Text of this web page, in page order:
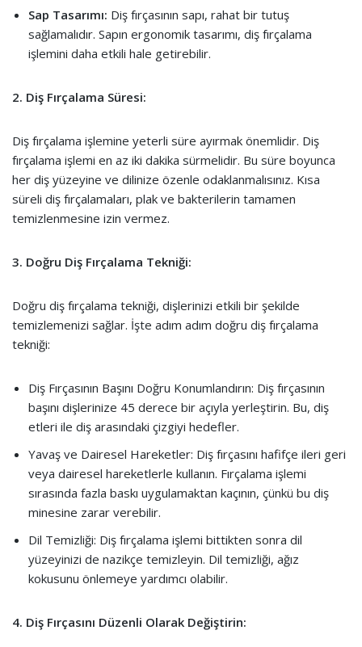
Sap Tasarımı: Diş fırçasının sapı, rahat bir tutuş
sağlamalıdır. Sapın ergonomik tasarımı, diş fırçalama
işlemini daha etkili hale getirebilir.
2. Diş Fırçalama Süresi:
Diş fırçalama işlemine yeterli süre ayırmak önemlidir. Diş
fırçalama işlemi en az iki dakika sürmelidir. Bu süre boyunca
her diş yüzeyine ve dilinize özenle odaklanmalısınız. Kısa
süreli diş fırçalamaları, plak ve bakterilerin tamamen
temizlenmesine izin vermez.
3. Doğru Diş Fırçalama Tekniği:
Doğru diş fırçalama tekniği, dişlerinizi etkili bir şekilde
temizlemenizi sağlar. İşte adım adım doğru diş fırçalama
tekniği:
Diş Fırçasının Başını Doğru Konumlandırın: Diş fırçasının
başını dişlerinize 45 derece bir açıyla yerleştirin. Bu, diş
etleri ile diş arasındaki çizgiyi hedefler.
Yavaş ve Dairesel Hareketler: Diş fırçasını hafifçe ileri geri
veya dairesel hareketlerle kullanın. Fırçalama işlemi
sırasında fazla baskı uygulamaktan kaçının, çünkü bu diş
minesine zarar verebilir.
Dil Temizliği: Diş fırçalama işlemi bittikten sonra dil
yüzeyinizi de nazikçe temizleyin. Dil temizliği, ağız
kokusunu önlemeye yardımcı olabilir.
4. Diş Fırçasını Düzenli Olarak Değiştirin: